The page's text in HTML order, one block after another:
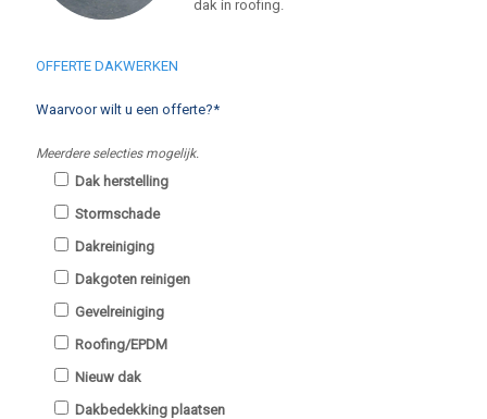
dak in roofing.
OFFERTE DAKWERKEN
Waarvoor wilt u een offerte?*
Meerdere selecties mogelijk.
Dak herstelling
Stormschade
Dakreiniging
Dakgoten reinigen
Gevelreiniging
Roofing/EPDM
Nieuw dak
Dakbedekking plaatsen